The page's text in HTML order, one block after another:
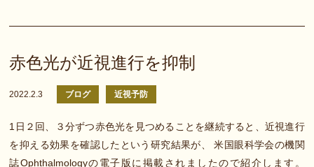
赤色光が近視進行を抑制
2022.2.3 ブログ 近視予防
1日２回、３分ずつ赤色光を見つめることを継続すると、近視進行
を抑える効果を確認したという研究結果が、 米国眼科学会の機関
誌Ophthalmologyの電子版に掲載されましたので紹介します。